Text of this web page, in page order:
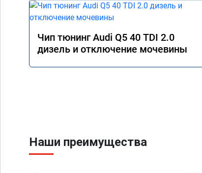
Чип тюнинг Audi Q5 40 TDI 2.0
дизель и отключение мочевины
Наши преимущества